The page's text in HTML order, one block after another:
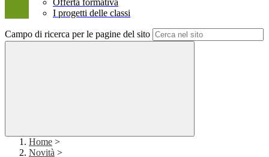
Offerta formativa
I progetti delle classi
Campo di ricerca per le pagine del sito
Home >
Novità >